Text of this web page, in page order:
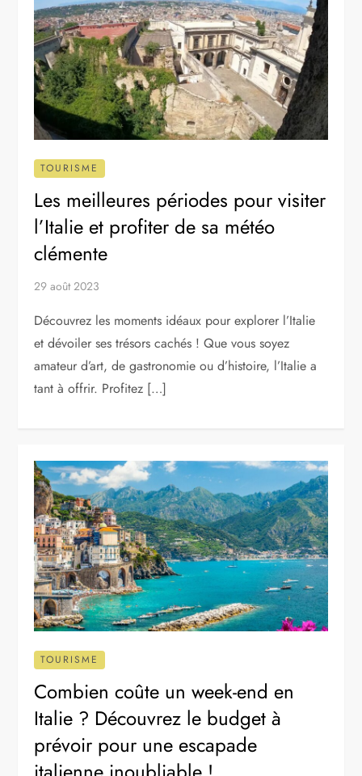
TOURISME
Les meilleures périodes pour visiter
l’Italie et profiter de sa météo
clémente
29 août 2023
Découvrez les moments idéaux pour explorer l’Italie
et dévoiler ses trésors cachés ! Que vous soyez
amateur d’art, de gastronomie ou d’histoire, l’Italie a
tant à offrir. Profitez […]
TOURISME
Combien coûte un week-end en
Italie ? Découvrez le budget à
prévoir pour une escapade